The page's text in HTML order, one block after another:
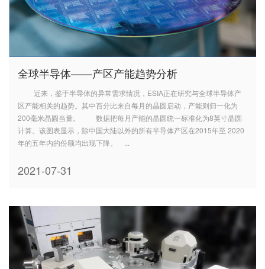
全球半导体——产区产能趋势分析
近来，鉴于半导体的异常需求情况，ESIA正在研究与全球半导体产
区产能相关的趋势。其中百分比来自每月的晶圆启动，产能则归一化为
200毫米晶圆当量。 数据把每月产能的晶圆统一标准化为8英寸晶圆
计算。该图表显示，除中国大陆以外的所有半导体产区在2015年至 2020
年的五年内的份额均出现下降。 ...
2021-07-31